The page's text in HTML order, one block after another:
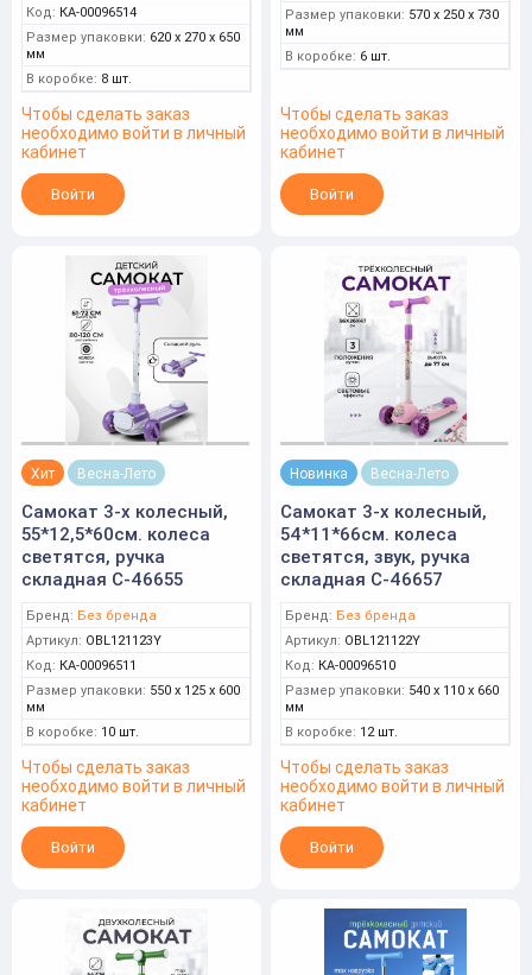
Код: КА-00096514
Размер упаковки: 620 x 270 x 650
мм
В коробке: 8 шт.
Чтобы сделать заказ
необходимо войти в личный
кабинет
Войти
Размер упаковки: 570 x 250 x 730
мм
В коробке: 6 шт.
Чтобы сделать заказ
необходимо войти в личный
кабинет
Войти
Хит Весна-Лето
Самокат 3-х колесный,
55*12,5*60см. колеса
светятся, ручка
складная С-46655
Бренд: Без бренда
Артикул: OBL121123Y
Код: КА-00096511
Размер упаковки: 550 x 125 x 600
мм
В коробке: 10 шт.
Чтобы сделать заказ
необходимо войти в личный
кабинет
Войти
Новинка Весна-Лето
Самокат 3-х колесный,
54*11*66см. колеса
светятся, звук, ручка
складная С-46657
Бренд: Без бренда
Артикул: OBL121122Y
Код: КА-00096510
Размер упаковки: 540 x 110 x 660
мм
В коробке: 12 шт.
Чтобы сделать заказ
необходимо войти в личный
кабинет
Войти